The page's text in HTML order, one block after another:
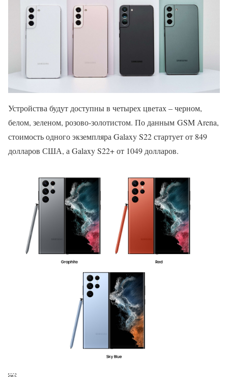
Устройства будут доступны в четырех цветах – черном,
белом, зеленом, розово-золотистом. По данным GSM Arena,
стоимость одного экземпляра Galaxy S22 стартует от 849
долларов США, а Galaxy S22+ от 1049 долларов.